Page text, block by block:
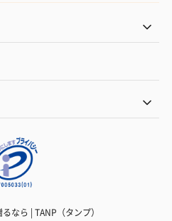
なら | TANP（タンプ）